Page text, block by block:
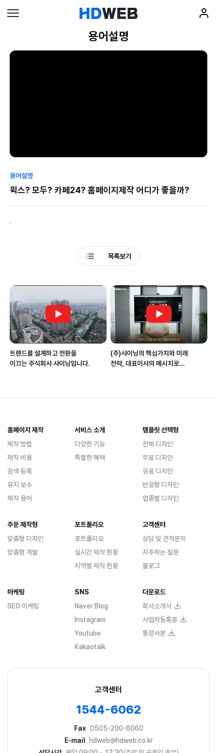
용어설명
용어설명
윅스? 모두? 카페24? 홈페이지제작 어디가 좋을까?
.
목록보기
트렌드를 설계하고 전환을
이끄는 주식회사 샤이닝입니다.
(주)샤이닝의 핵심가치와 미래
전략, 대표이사의 메시지로
고객센터
1544-6062
Fax 0505-200-6060
E-mail
hdweb@hdweb.co.kr
홈페이지 제작
제작 방법
제작 비용
검색 등록
유지 보수
제작 용어
서비스 소개
다양한 기능
특별한 혜택
템플릿 선택형
전체 디자인
무료 디자인
유료 디자인
반응형 디자인
업종별 디자인
주문 제작형
맞춤형 디자인
맞춤형 개발
포트폴리오
포트폴리오
실시간 제작 현황
지역별 제작 현황
고객센터
상담 및 견적문의
자주하는 질문
블로그
마케팅
SEO 마케팅
SNS
Naver Blog
Instagram
Youtube
Kakaotalk
다운로드
회사소개서
사업자등록증
통장사본